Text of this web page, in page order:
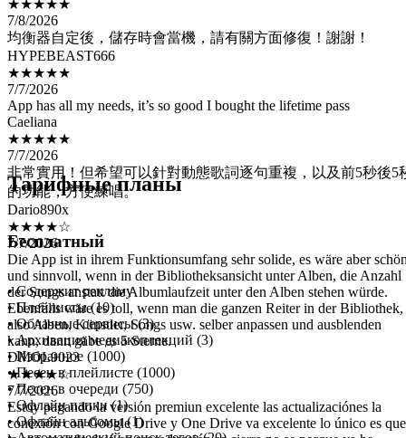
均衡器自定後，儲存時會當機，請有關方面修復！謝謝！
HYPEBEAST666
★★★★★
7/7/2026
App has all my needs, it’s so good I bought the lifetime pass
Caeliana
★★★★★
7/7/2026
非常實用！但希望可以針對動態歌詞逐句重複，以及前5秒後5
的功能，方便練唱。
Dario890x
★★★★☆
7/7/2026
Die App ist in ihrem Funktionsumfang sehr solide, es wäre aber
und sinnvoll, wenn in der Bibliotheksansicht unter Alben, die Anzahl
der Songs anstatt die Albumlaufzeit unter den Alben stehen würde.
Ebenfalls wäre es toll, wenn man die ganzen Reiter in der Bibliothek,
also Alben, Künstler, Songs usw. selber anpassen und ausblenden
kann, dann gäbe es 5 Sterne.
DMOL9023
★★★★☆
7/7/2026
Estoy pagando la versión premiun excelente las actualizaciónes la
conexión con Google Drive y One Drive va excelente lo único es que
la app cuando dejó en reproducción se cierra no se porque ya he
revisado en configuraciónes y todo en orden el problema lo tengo
Тарифные планы
Бесплатный
• Содержит рекламу
• Плейлисты (10)
• Облачные сервисы (3)
• Архивация медиаколлекций (3)
• Избранное (1000)
• Песен в плейлисте (1000)
• Песен в очереди (750)
• Офлайн папки (1)
• Офлайн альбомы (1)